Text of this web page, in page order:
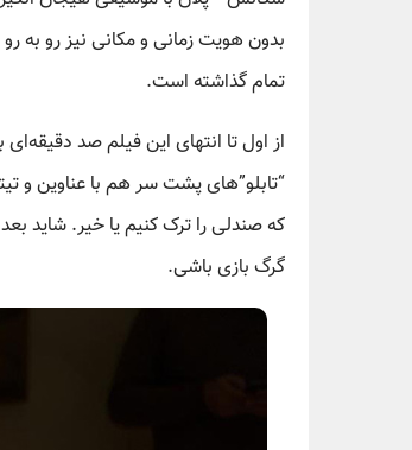
بدون هویت زمانی و مکانی نیز رو به
تمام گذاشته است.
از اول تا انتهای این فیلم صد
“تابلو”های پشت سر هم با عناوین و
که صندلی را ترک کنیم یا خیر. شاید
گرگ بازی باشی.